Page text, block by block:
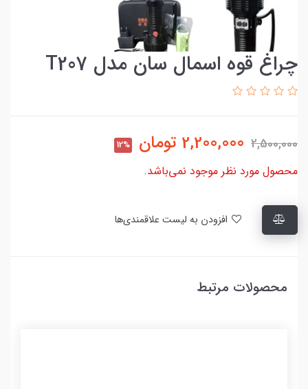
چراغ قوه اسمال سان مدل T207
2,500,000
2,200,000 تومان 12%
محصول مورد نظر موجود نمی‌باشد.
محصولات مرتبط